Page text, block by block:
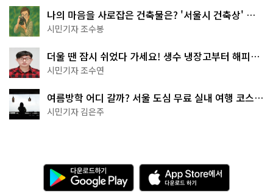
나의 마음을 사로잡은 건축물은? '서울시 건축상' 수
상작 공개!
시민기자 조수봉
더울 땐 잠시 쉬었다 가세요! 생수 냉장고부터 해피소
·무더위쉼터까지
시민기자 조수연
여름방학 어디 갈까? 서울 도심 무료 실내 여행 코스
추천
시민기자 김은주
다
운
로
A
p
p